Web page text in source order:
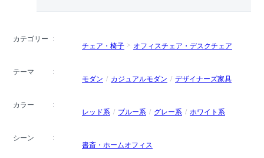
カテゴリー
チェア・椅子
オフィスチェア・デスクチェア
テーマ
モダン
カジュアルモダン デザイナーズ家具
カラー
レッド系
ブルー系 グレー系 ホワイト系
シーン
書斎・ホームオフィス